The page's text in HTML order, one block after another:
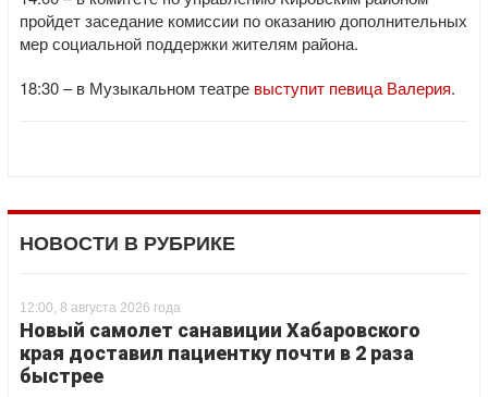
пройдет заседание комиссии по оказанию дополнительных
мер социальной поддержки жителям района.
18:30 – в Музыкальном театре выступит певица Валерия.
НОВОСТИ В РУБРИКЕ
12:00, 8 августа 2026 года
Новый самолет санавиции Хабаровского
края доставил пациентку почти в 2 раза
быстрее